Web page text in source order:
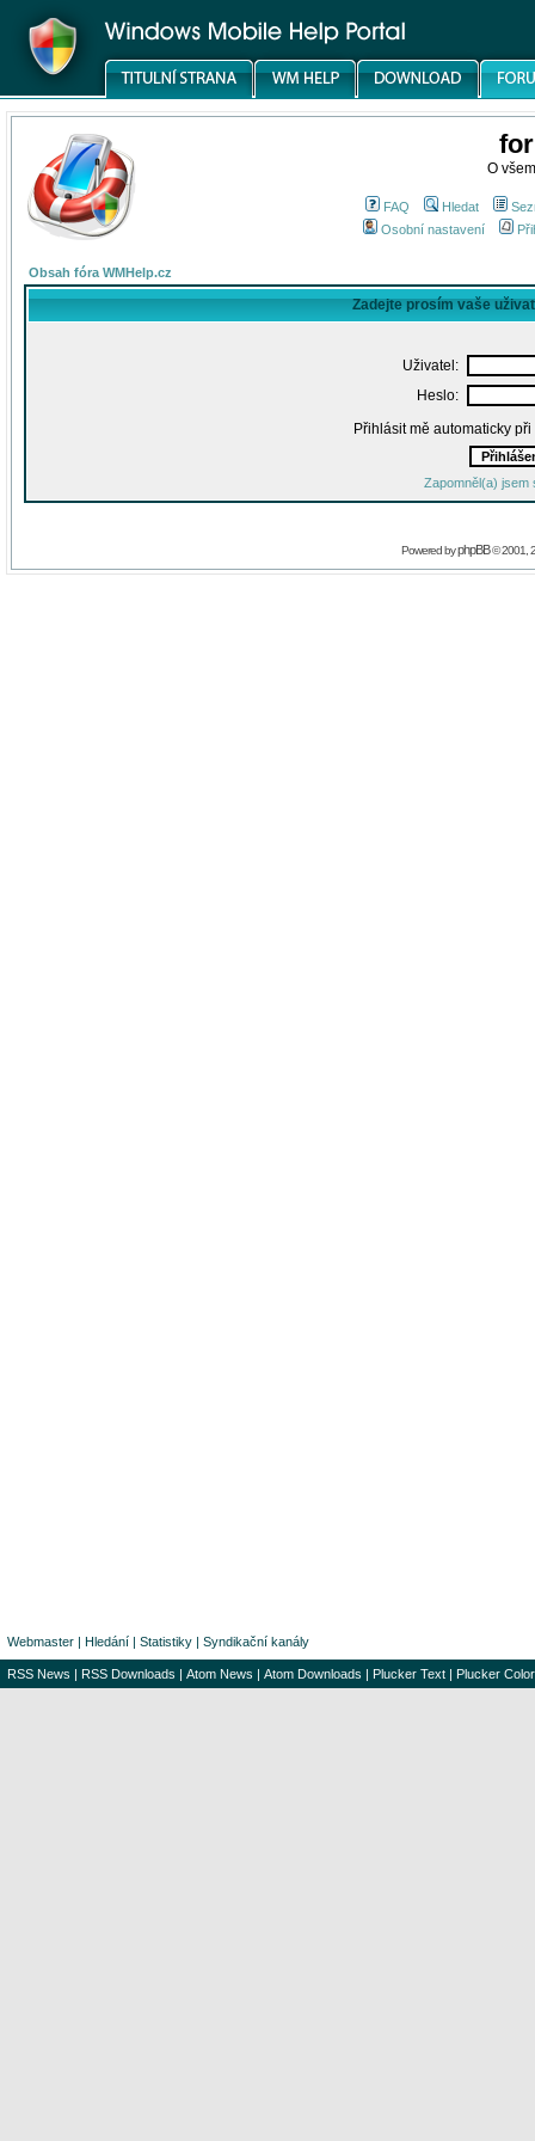
O
FAQ Hledat
Osobní nastavení
Obsah fóra WMHelp.cz
Zadejte prosím vaše
Uživatel:
Heslo:
Přihlásit mě automaticky
Zapomněl(a) jsem
Powered byphpBB© 2001,
Webmaster | Hledání | Statistiky | Syndikační kanály
RSS News | RSS Downloads | Atom News | Atom Downloads | Plucker Text | Plucker Color